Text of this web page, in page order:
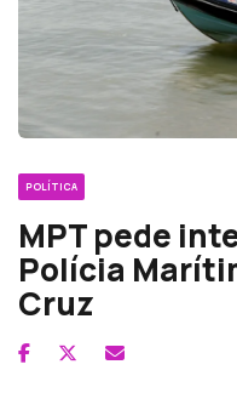
POLÍTICA
MPT pede
Polícia
Cruz